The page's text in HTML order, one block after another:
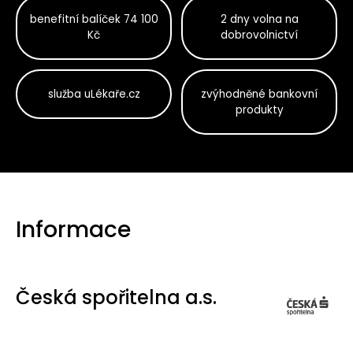
benefitní balíček 74 100
Kč
2 dny volna na
dobrovolnictví
služba uLékaře.cz
zvýhodněné bankovní
produkty
Informace
Česká spořitelna a.s.